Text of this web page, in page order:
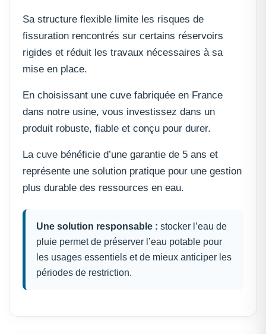
Sa structure flexible limite les risques de
fissuration rencontrés sur certains réservoirs
rigides et réduit les travaux nécessaires à sa
mise en place.
En choisissant une cuve fabriquée en France
dans notre usine, vous investissez dans un
produit robuste, fiable et conçu pour durer.
La cuve bénéficie d’une garantie de 5 ans et
représente une solution pratique pour une gestion
plus durable des ressources en eau.
Une solution responsable : stocker l’eau de
pluie permet de préserver l’eau potable pour
les usages essentiels et de mieux anticiper les
périodes de restriction.